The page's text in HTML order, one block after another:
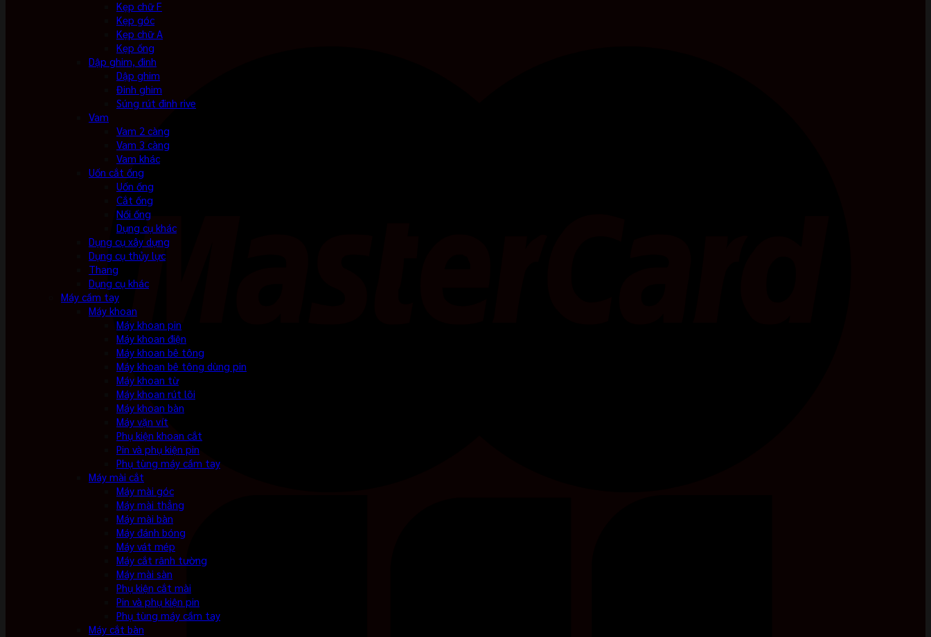
Kẹp chữ F
Kẹp góc
Kẹp chữ A
Kẹp ống
Dập ghim, đinh
Dập ghim
Đinh ghim
Súng rút đinh rive
Vam
Vam 2 càng
Vam 3 càng
Vam khác
Uốn cắt ống
Uốn ống
Cắt ống
Nối ống
Dụng cụ khác
Dụng cụ xây dựng
Dụng cụ thủy lực
Thang
Dụng cụ khác
Máy cầm tay
Máy khoan
Máy khoan pin
Máy khoan điện
Máy khoan bê tông
Máy khoan bê tông dùng pin
Máy khoan từ
Máy khoan rút lõi
Máy khoan bàn
Máy vặn vít
Phụ kiện khoan cắt
Pin và phụ kiện pin
Phụ tùng máy cầm tay
Máy mài cắt
Máy mài góc
Máy mài thẳng
Máy mài bàn
Máy đánh bóng
Máy vát mép
Máy cắt rãnh tường
Máy mài sàn
Phụ kiện cắt mài
Pin và phụ kiện pin
Phụ tùng máy cầm tay
Máy cắt bàn